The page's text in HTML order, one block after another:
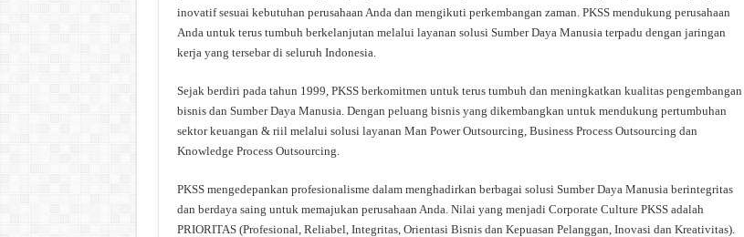
inovatif sesuai kebutuhan perusahaan Anda dan mengikuti perkembangan zaman. PKSS mendukung perusahaan
Anda untuk terus tumbuh berkelanjutan melalui layanan solusi Sumber Daya Manusia terpadu dengan jaringan
kerja yang tersebar di seluruh Indonesia.
Sejak berdiri pada tahun 1999, PKSS berkomitmen untuk terus tumbuh dan meningkatkan kualitas pengembangan
bisnis dan Sumber Daya Manusia. Dengan peluang bisnis yang dikembangkan untuk mendukung pertumbuhan
sektor keuangan & riil melalui solusi layanan Man Power Outsourcing, Business Process Outsourcing dan
Knowledge Process Outsourcing.
PKSS mengedepankan profesionalisme dalam menghadirkan berbagai solusi Sumber Daya Manusia berintegritas
dan berdaya saing untuk memajukan perusahaan Anda. Nilai yang menjadi Corporate Culture PKSS adalah
PRIORITAS (Profesional, Reliabel, Integritas, Orientasi Bisnis dan Kepuasan Pelanggan, Inovasi dan Kreativitas).